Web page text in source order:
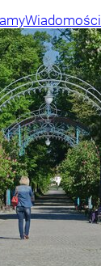
Wiadomości